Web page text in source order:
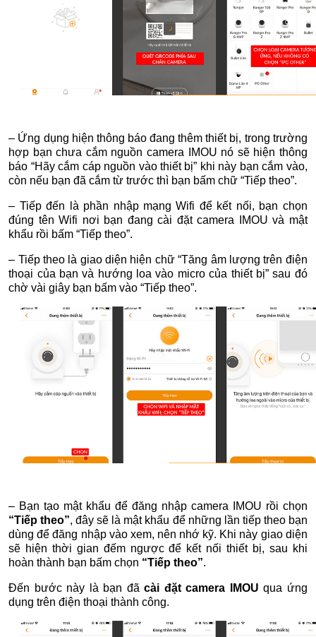
– Ứng dụng hiện thông báo đang thêm thiết bị, trong trường
hợp bạn chưa cắm nguồn camera IMOU nó sẽ hiện thông
báo “Hãy cắm cáp nguồn vào thiết bị” khi này bạn cắm vào,
còn nếu bạn đã cắm từ trước thì bạn bấm chữ “Tiếp theo”.
– Tiếp đến là phần nhập mạng Wifi để kết nối, bạn chọn
đúng tên Wifi nơi bạn đang cài đặt camera IMOU và mật
khẩu rồi bấm “Tiếp theo”.
– Tiếp theo là giao diện hiện chữ “Tăng âm lượng trên điện
thoại của bạn và hướng loa vào micro của thiết bị” sau đó
chờ vài giây bạn bấm vào “Tiếp theo”.
– Bạn tạo mật khẩu để đăng nhập camera IMOU rồi chọn
“Tiếp theo”, đây sẽ là mật khẩu để những lần tiếp theo bạn
dùng để đăng nhập vào xem, nên nhớ kỹ. Khi này giao diện
sẽ hiện thời gian đếm ngược để kết nối thiết bị, sau khi
hoàn thành bạn bấm chọn “Tiếp theo”.
Đến bước này là bạn đãcài đặt camera IMOU qua ứng
dụng trên điện thoại thành công.